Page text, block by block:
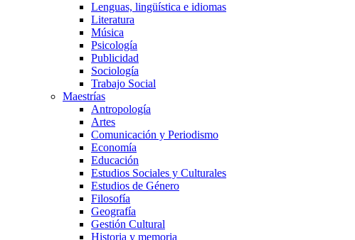
Lenguas, lingüística e idiomas
Literatura
Música
Psicología
Publicidad
Sociología
Trabajo Social
Maestrías
Antropología
Artes
Comunicación y Periodismo
Economía
Educación
Estudios Sociales y Culturales
Estudios de Género
Filosofía
Geografía
Gestión Cultural
Historia y memoria